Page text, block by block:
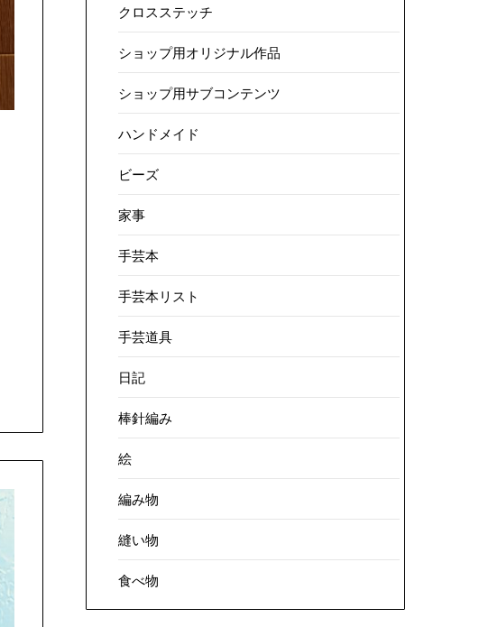
クロスステッチ
ショップ用オリジナル作品
ショップ用サブコンテンツ
ハンドメイド
ビーズ
家事
手芸本
手芸本リスト
手芸道具
日記
棒針編み
絵
編み物
縫い物
食べ物